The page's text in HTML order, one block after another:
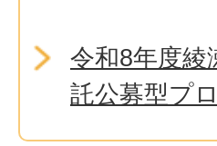
令和8年度綾
託公募型プ